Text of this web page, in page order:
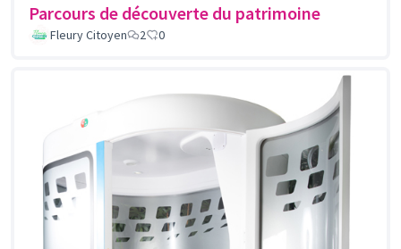
Parcours de découverte du patrimoine
Fleury Citoyen 2 0